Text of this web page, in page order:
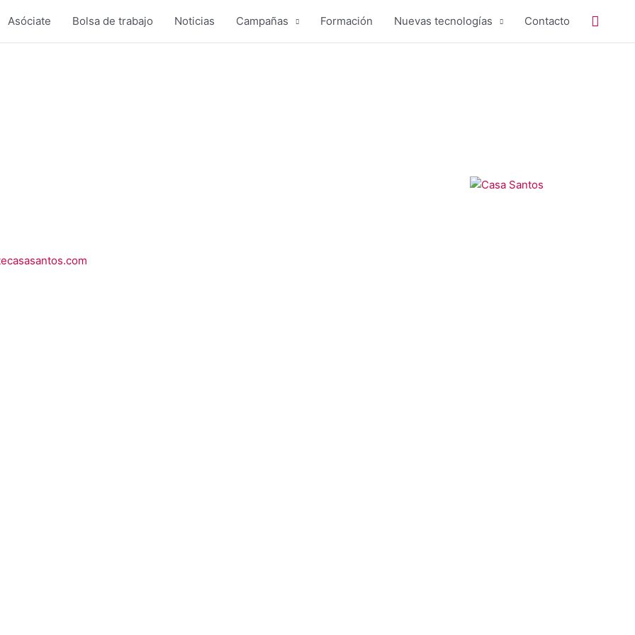
Asóciate Bolsa de trabajo Noticias Campañas Formación Nuevas tecnologías Contacto Buscar